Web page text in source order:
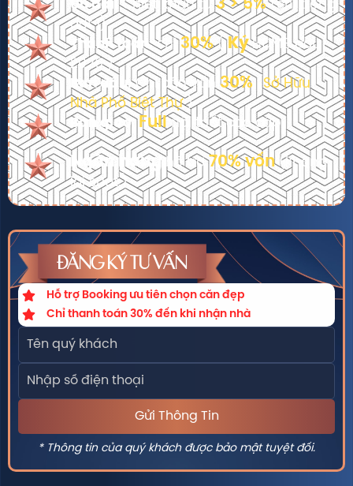
Ưu đãi: Chiết khấu từ3 > 5%(chỉ trong
đợt 1)
Thanh toán:chỉ30%(KýHĐMB đầu
2026 )
Ban đầu:Chỉ cần vốn30%
Sở Hữu
Nhà Phố Biệt Thự)
Bàn giao:Full nội thất cao cấp
Ngân hàng hõ trợ70% vốn(không
lãi suất.)
ĐĂNG KÝ TƯ VẤN
Hỗ trợ Booking ưu tiên chọn căn đẹp
Chỉ thanh toán 30% đến khi nhận nhà
* Thông tin của quý khách được bảo mật tuyệt đối.